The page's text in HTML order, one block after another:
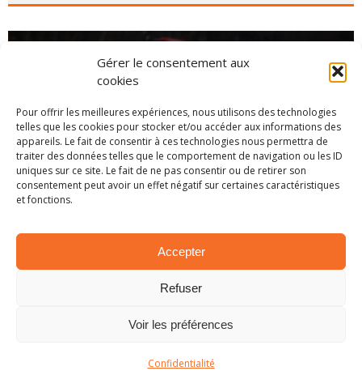
Gérer le consentement aux
cookies
Pour offrir les meilleures expériences, nous utilisons des technologies
telles que les cookies pour stocker et/ou accéder aux informations des
appareils. Le fait de consentir à ces technologies nous permettra de
traiter des données telles que le comportement de navigation ou les ID
uniques sur ce site. Le fait de ne pas consentir ou de retirer son
consentement peut avoir un effet négatif sur certaines caractéristiques
et fonctions.
Accepter
Refuser
Voir les préférences
Confidentialité
CHAMPIONNAT